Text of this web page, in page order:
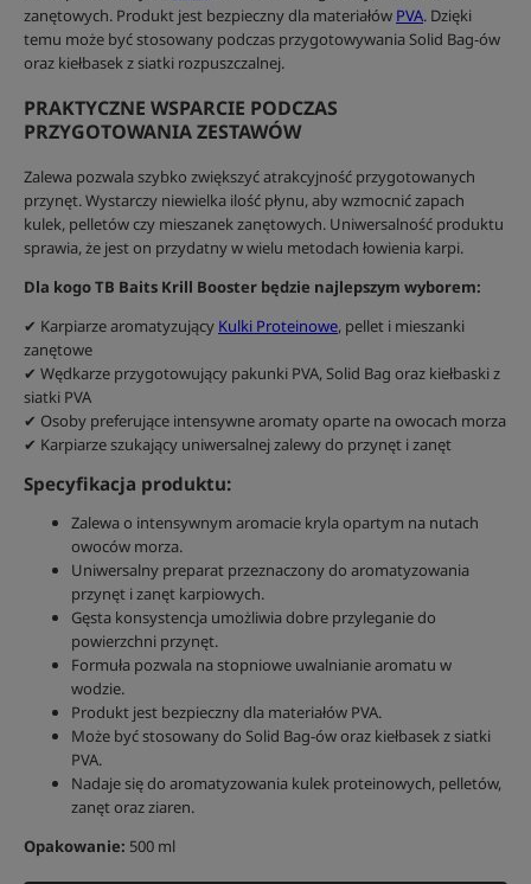
zanętowych. Produkt jest bezpieczny dla materiałów PVA. Dzięki
temu może być stosowany podczas przygotowywania Solid Bag-ów
oraz kiełbasek z siatki rozpuszczalnej.
PRAKTYCZNE WSPARCIE PODCZAS
PRZYGOTOWANIA ZESTAWÓW
Zalewa pozwala szybko zwiększyć atrakcyjność przygotowanych
przynęt. Wystarczy niewielka ilość płynu, aby wzmocnić zapach
kulek, pelletów czy mieszanek zanętowych. Uniwersalność produktu
sprawia, że jest on przydatny w wielu metodach łowienia karpi.
Dla kogo TB Baits Krill Booster będzie najlepszym wyborem:
✔ Karpiarze aromatyzujący Kulki Proteinowe, pellet i mieszanki
zanętowe
✔ Wędkarze przygotowujący pakunki PVA, Solid Bag oraz kiełbaski z
siatki PVA
✔ Osoby preferujące intensywne aromaty oparte na owocach morza
✔ Karpiarze szukający uniwersalnej zalewy do przynęt i zanęt
Specyfikacja produktu:
Zalewa o intensywnym aromacie kryla opartym na nutach
owoców morza.
Uniwersalny preparat przeznaczony do aromatyzowania
przynęt i zanęt karpiowych.
Gęsta konsystencja umożliwia dobre przyleganie do
powierzchni przynęt.
Formuła pozwala na stopniowe uwalnianie aromatu w
wodzie.
Produkt jest bezpieczny dla materiałów PVA.
Może być stosowany do Solid Bag-ów oraz kiełbasek z siatki
PVA.
Nadaje się do aromatyzowania kulek proteinowych, pelletów,
zanęt oraz ziaren.
Opakowanie: 500 ml